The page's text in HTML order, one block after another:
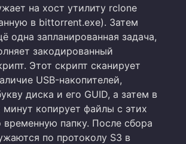
на хост утилиту rclone
в bittorrent.exe). Затем
одна запланированная задача,
закодированный
Этот скрипт сканирует
USB-накопителей,
диска и его GUID, а затем в
минут копирует файлы с этих
временную папку. После сбора
по протоколу S3 в